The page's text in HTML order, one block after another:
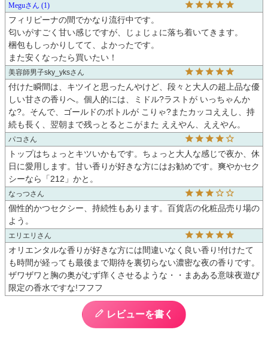
Megu
1
フィリピーナの間でかなり流行中です。
匂いがすごく甘い感じですが、じょじょに落ち着いてきます。
梱包もしっかりしてて、よかったです。
また安くなったら買いたい！
美容師男子sky_yks
付けた瞬間は、キツイと思ったんやけど、段々と大人の超上品な優
しい甘さの香りへ。個人的には、ミドル?ラストが いっちゃんか
な?。そんで、ゴールドのボトルが こりゃ?またカッコええし、持
続も長く、翌朝まで残っとるとこがまた ええやん、ええやん。
パコ
トップはちょっとキツいかもです。ちょっと大人な感じで夜か、休
日に愛用します。甘い香りが好きな方にはお勧めです。爽やかセク
シーなら「212」かと。
なっつ
個性的かつセクシー、持続性もあります。百貨店の化粧品売り場の
よう。
エリエリ
オリエンタルな香りが好きな方には間違いなく良い香り!付けたて
も時間が経っても最後まで期待を裏切らない濃密な夜の香りです。
ザワザワと胸の奥がむず痒くさせるような・・まあある意味夜遊び
限定の香水ですな!フフフ
レビューを書く